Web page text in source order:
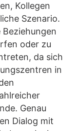
Kollegen
Szenario.
oder zu
da sich
in
Genau
Dialog mit